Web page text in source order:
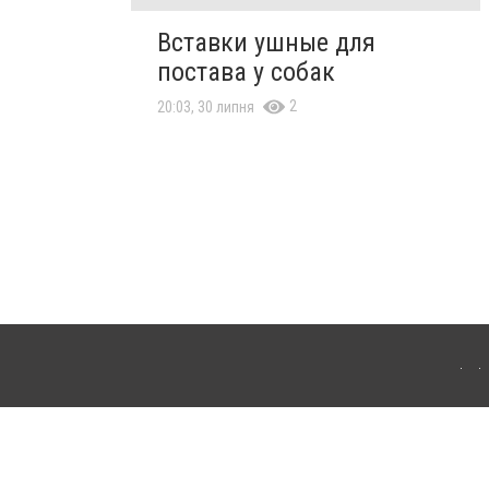
Вставки ушные для
постава у собак
20:03, 30 липня 2